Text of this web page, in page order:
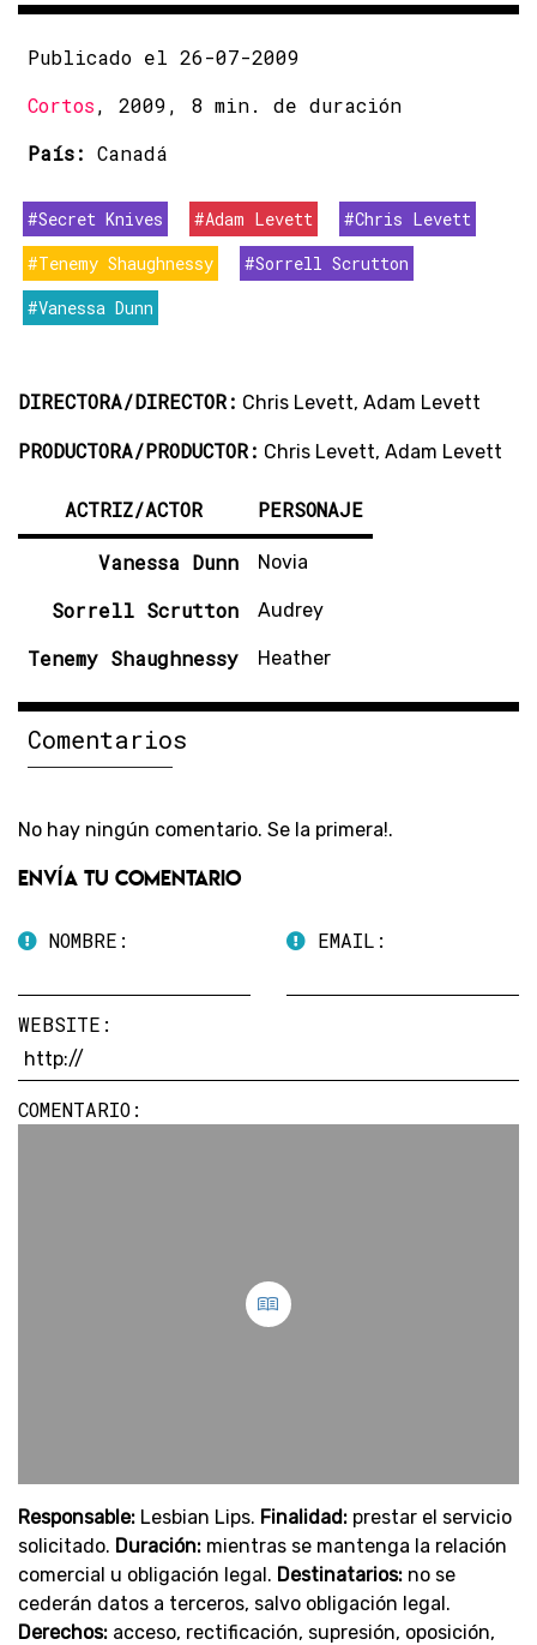
Publicado el 26-07-2009
Cortos, 2009, 8 min. de duración
País: Canadá
#Secret Knives #Adam Levett
#Chris Levett
#Tenemy Shaughnessy
#Sorrell Scrutton
#Vanessa Dunn
DIRECTORA/DIRECTOR: Chris Levett, Adam Levett
PRODUCTORA/PRODUCTOR: Chris Levett, Adam Levett
ACTRIZ/ACTOR PERSONAJE
Vanessa Dunn Novia
Sorrell Scrutton Audrey
Tenemy Shaughnessy Heather
Comentarios
No hay ningún comentario. Se la primera!.
Envía tu comentario
NOMBRE: EMAIL:
WEBSITE:
COMENTARIO:
Responsable: Lesbian Lips. Finalidad: prestar el servicio
solicitado. Duración: mientras se mantenga la relación
comercial u obligación legal. Destinatarios: no se
cederán datos a terceros, salvo obligación legal.
Derechos: acceso, rectificación, supresión, oposición,